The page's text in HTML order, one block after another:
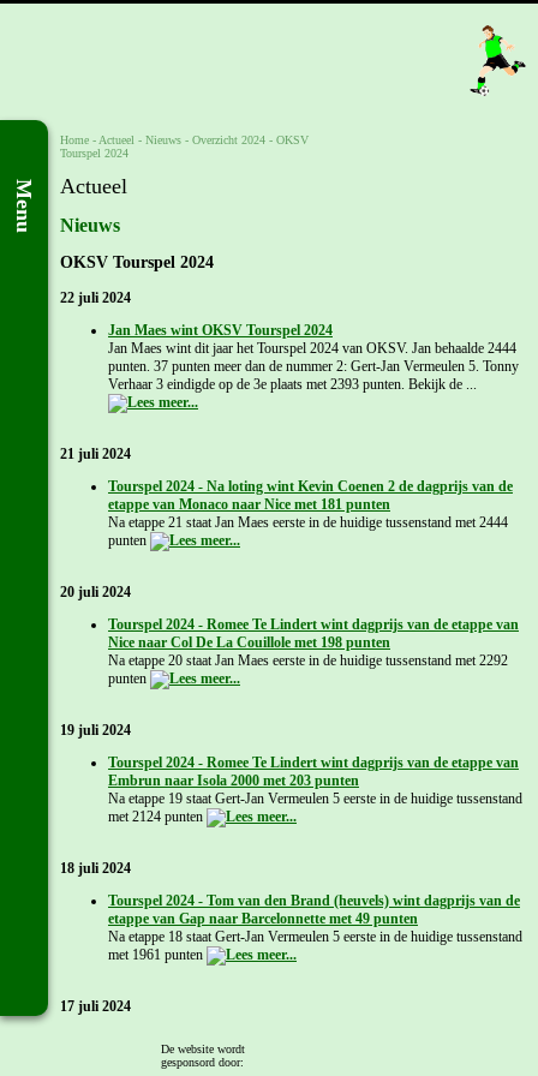
Menu
Home - Actueel - Nieuws - Overzicht 2024 - OKSV
Tourspel 2024
Actueel
Nieuws
OKSV Tourspel 2024
22 juli 2024
Jan Maes wint OKSV Tourspel 2024
Jan Maes wint dit jaar het Tourspel 2024 van OKSV. Jan behaalde 2444
punten. 37 punten meer dan de nummer 2: Gert-Jan Vermeulen 5. Tonny
Verhaar 3 eindigde op de 3e plaats met 2393 punten. Bekijk de ...
21 juli 2024
Tourspel 2024 - Na loting wint Kevin Coenen 2 de dagprijs van de
etappe van Monaco naar Nice met 181 punten
Na etappe 21 staat Jan Maes eerste in de huidige tussenstand met 2444
punten
20 juli 2024
Tourspel 2024 - Romee Te Lindert wint dagprijs van de etappe van
Nice naar Col De La Couillole met 198 punten
Na etappe 20 staat Jan Maes eerste in de huidige tussenstand met 2292
punten
19 juli 2024
Tourspel 2024 - Romee Te Lindert wint dagprijs van de etappe van
Embrun naar Isola 2000 met 203 punten
Na etappe 19 staat Gert-Jan Vermeulen 5 eerste in de huidige tussenstand
met 2124 punten
18 juli 2024
Tourspel 2024 - Tom van den Brand (heuvels) wint dagprijs van de
etappe van Gap naar Barcelonnette met 49 punten
Na etappe 18 staat Gert-Jan Vermeulen 5 eerste in de huidige tussenstand
met 1961 punten
17 juli 2024
Saint-Paul-Trois-Châteaux naar Superdévoluy met 118 punten
De website wordt
gesponsord door: